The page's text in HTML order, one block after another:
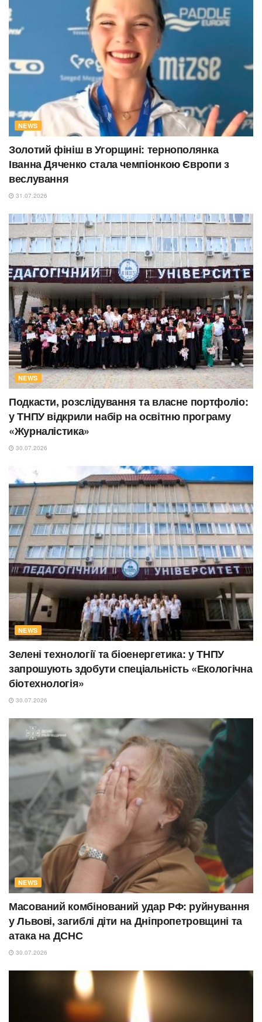
NEWS
Золотий фініш в Угорщині: тернополянка
Іванна Дяченко стала чемпіонкою Європи з
веслування
31.07.2026
NEWS
Подкасти, розслідування та власне портфоліо:
у ТНПУ відкрили набір на освітню програму
«Журналістика»
30.07.2026
NEWS
Зелені технології та біоенергетика: у ТНПУ
запрошують здобути спеціальність «Екологічна
біотехнологія»
30.07.2026
NEWS
Масований комбінований удар РФ: руйнування
у Львові, загиблі діти на Дніпропетровщині та
атака на ДСНС
30.07.2026